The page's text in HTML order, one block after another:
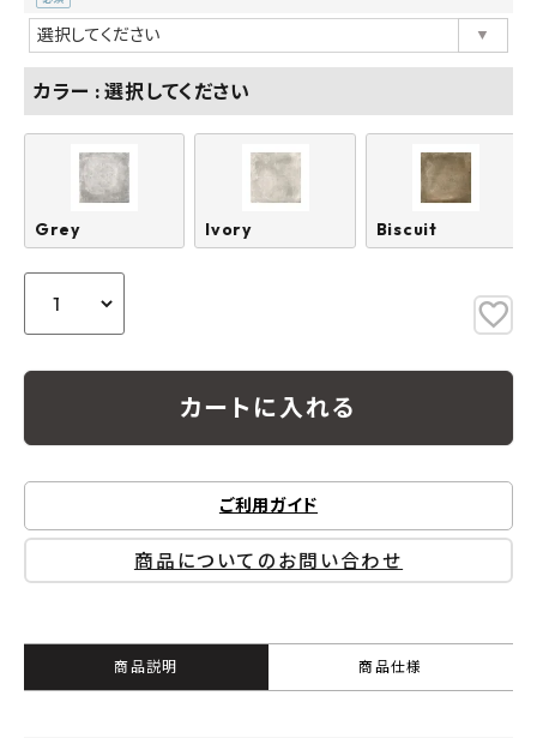
(必
須)
カラー 選択してください
Grey Ivory Biscuit
カートに入れる
ご利用ガイド
商品についてのお問い合わせ
商品説明 商品仕様